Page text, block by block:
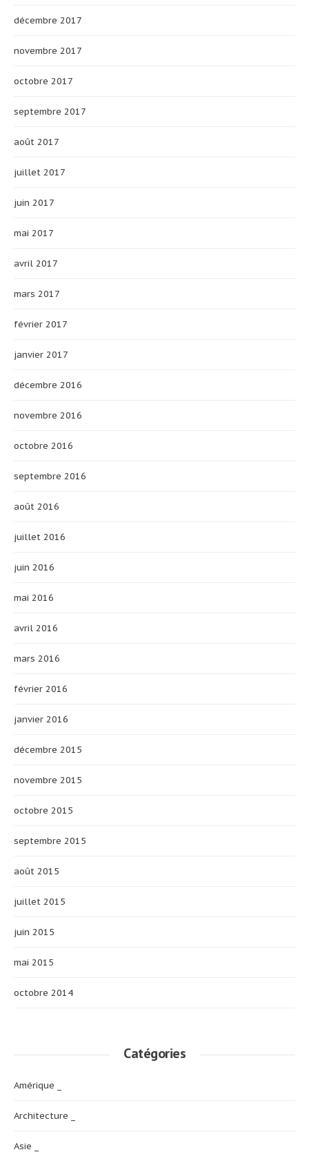
décembre 2017
novembre 2017
octobre 2017
septembre 2017
août 2017
juillet 2017
juin 2017
mai 2017
avril 2017
mars 2017
février 2017
janvier 2017
décembre 2016
novembre 2016
octobre 2016
septembre 2016
août 2016
juillet 2016
juin 2016
mai 2016
avril 2016
mars 2016
février 2016
janvier 2016
décembre 2015
novembre 2015
octobre 2015
septembre 2015
août 2015
juillet 2015
juin 2015
mai 2015
octobre 2014
Catégories
Amérique _
Architecture _
Asie _